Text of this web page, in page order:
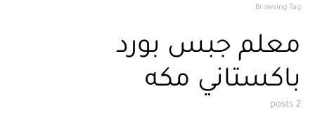
Browsing Tag
معلم جبس بورد
باكستاني مكه
2 posts